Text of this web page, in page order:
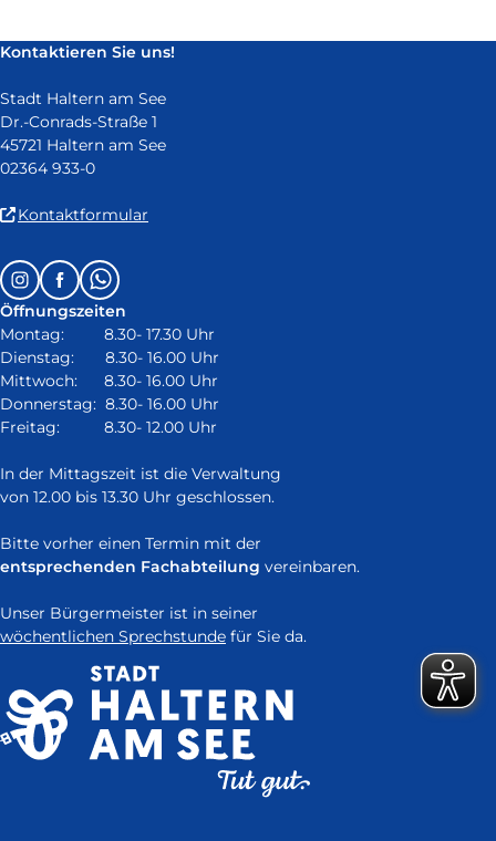
und
in
neuem
Fenster)
Kontaktieren Sie uns!
Stadt Haltern am See
Dr.-Conrads-Straße 1
45721 Haltern am See
02364 933-0
Kontaktformular
in
neuem
Fenster)
Follow
us
on:
InstagramFacebookWhatsapp
Öffnungszeiten
Montag: 8.30- 17.30 Uhr
Dienstag: 8.30- 16.00 Uhr
Mittwoch: 8.30- 16.00 Uhr
Donnerstag: 8.30- 16.00 Uhr
Freitag: 8.30- 12.00 Uhr
In der Mittagszeit ist die Verwaltung
von 12.00 bis 13.30 Uhr geschlossen.
Bitte vorher einen Termin mit der
entsprechenden Fachabteilung vereinbaren.
Unser Bürgermeister ist in seiner
wöchentlichen Sprechstunde für Sie da.